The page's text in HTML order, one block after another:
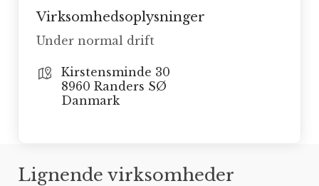
Virksomhedsoplysninger
Under normal drift
Kirstensminde 30
8960 Randers SØ
Danmark
Lignende virksomheder